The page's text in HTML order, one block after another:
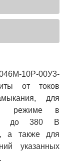
10Р-00У3-
от токов
для
режиме в
до 380 В
а также для
указанных